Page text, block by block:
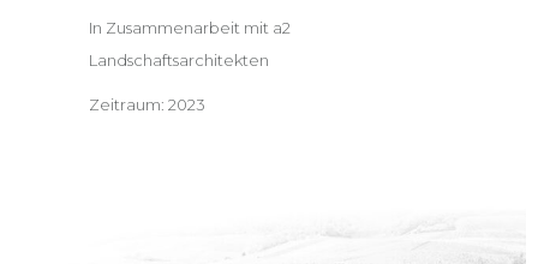
In Zusammenarbeit mit a2
Landschaftsarchitekten
Zeitraum: 2023